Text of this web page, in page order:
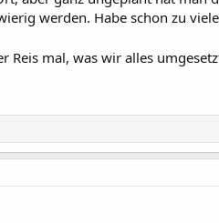
werden. Habe schon zu
Reis mal, was wir alles